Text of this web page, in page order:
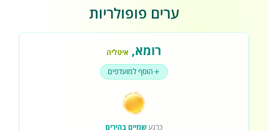
ערים פופולריות
רומא, איטליה
הוסף למועדפים
כרגעשמיים בהירים